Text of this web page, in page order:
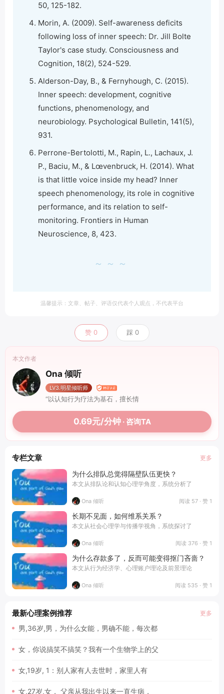
50, 125-182.
Morin, A. (2009). Self-awareness deficits
following loss of inner speech: Dr. Jill Bolte
Taylor's case study. Consciousness and
Cognition, 18(2), 524-529.
Alderson-Day, B., & Fernyhough, C. (2015).
Inner speech: development, cognitive
functions, phenomenology, and
neurobiology. Psychological Bulletin, 141(5),
931.
Perrone-Bertolotti, M., Rapin, L., Lachaux, J.
P., Baciu, M., & Lœvenbruck, H. (2014). What
is that little voice inside my head? Inner
speech phenomenology, its role in cognitive
performance, and its relation to self-
monitoring. Frontiers in Human
Neuroscience, 8, 423.
～～～
温馨提示：文章、帖子、评语仅代表个人观点，不代表平台
赞 0 踩 0
本文作者
Ona 倾听
LV3.明星倾听师
“以认知行为疗法为基石，擅长情
0.69元/分钟· 咨询TA
专栏文章 更多
为什么排队总觉得隔壁队伍更快？
本文从排队论和认知心理学角度，系统分析了
Ona 倾听 阅读 57 · 赞 1
长期不见面，如何维系关系？
本文从社会心理学与传播学视角，系统探讨了
Ona 倾听 阅读 376 · 赞 1
为什么存款多了，反而可能变得抠门吝啬？
本文从行为经济学、心理账户理论及前景理论
Ona 倾听 阅读 535 · 赞 1
最新心理案例推荐 更多
男,36岁,男，为什么女能，男确不能，每次都
女，你说搞笑不搞笑？我有一个生物学上的父
女,19岁, 1：别人家有人去世时，家里人有
女,27岁,女， 父亲从我出生以来一直生病，